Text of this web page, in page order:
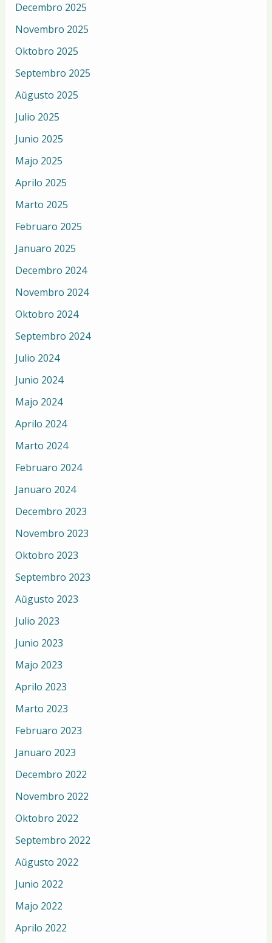
Decembro 2025
Novembro 2025
Oktobro 2025
Septembro 2025
Aŭgusto 2025
Julio 2025
Junio 2025
Majo 2025
Aprilo 2025
Marto 2025
Februaro 2025
Januaro 2025
Decembro 2024
Novembro 2024
Oktobro 2024
Septembro 2024
Julio 2024
Junio 2024
Majo 2024
Aprilo 2024
Marto 2024
Februaro 2024
Januaro 2024
Decembro 2023
Novembro 2023
Oktobro 2023
Septembro 2023
Aŭgusto 2023
Julio 2023
Junio 2023
Majo 2023
Aprilo 2023
Marto 2023
Februaro 2023
Januaro 2023
Decembro 2022
Novembro 2022
Oktobro 2022
Septembro 2022
Aŭgusto 2022
Junio 2022
Majo 2022
Aprilo 2022